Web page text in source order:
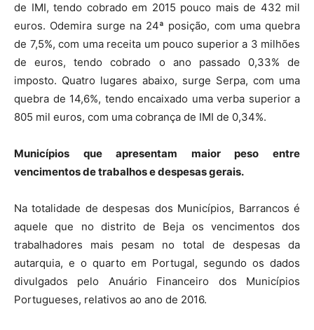
de IMI, tendo cobrado em 2015 pouco mais de 432 mil
euros. Odemira surge na 24ª posição, com uma quebra
de 7,5%, com uma receita um pouco superior a 3 milhões
de euros, tendo cobrado o ano passado 0,33% de
imposto. Quatro lugares abaixo, surge Serpa, com uma
quebra de 14,6%, tendo encaixado uma verba superior a
805 mil euros, com uma cobrança de IMI de 0,34%.
Municípios que apresentam maior peso entre
vencimentos de trabalhos e despesas gerais.
Na totalidade de despesas dos Municípios, Barrancos é
aquele que no distrito de Beja os vencimentos dos
trabalhadores mais pesam no total de despesas da
autarquia, e o quarto em Portugal, segundo os dados
divulgados pelo Anuário Financeiro dos Municípios
Portugueses, relativos ao ano de 2016.